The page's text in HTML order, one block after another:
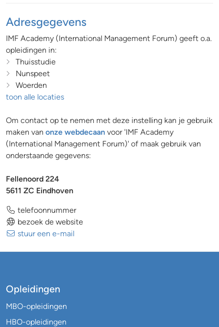
Adresgegevens
IMF Academy (International Management Forum) geeft o.a.
opleidingen in:
Thuisstudie
Nunspeet
Woerden
toon alle locaties
Om contact op te nemen met deze instelling kan je gebruik
maken van onze webdecaan voor 'IMF Academy
(International Management Forum)' of maak gebruik van
onderstaande gegevens:
Fellenoord 224
5611 ZC Eindhoven
telefoonnummer
bezoek de website
stuur een e-mail
Opleidingen
MBO-opleidingen
HBO-opleidingen